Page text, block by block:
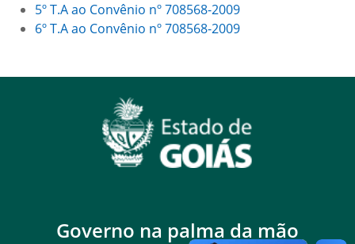
5º T.A ao Convênio nº 708568-2009
6º T.A ao Convênio nº 708568-2009
Governo na palma da mão